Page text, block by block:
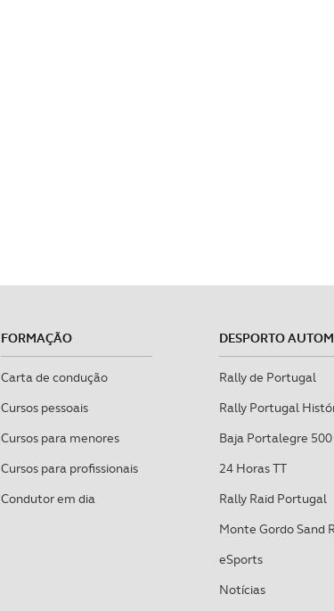
FORMAÇÃO
Carta de condução
Cursos pessoais
Cursos para menores
Cursos para profissionais
Condutor em dia
DESPORTO
Rally de Portugal
Rally Portugal
Baja Portalegre 500
24 Horas TT
Rally Raid Portugal
Monte Gordo Sand
eSports
Notícias